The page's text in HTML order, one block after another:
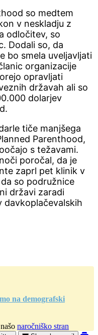
so medtem
v neskladju z
odločitev, so
Dodali so, da
bo smela uveljavljati
organizacije
opravljati
državah ali so
dolarjev
tiče manjšega
Parenthood,
s težavami.
poročal, da je
zaprl pet klinik v
so podružnice
državi zaradi
davkoplačevalskih
na demografski
naročniško stran